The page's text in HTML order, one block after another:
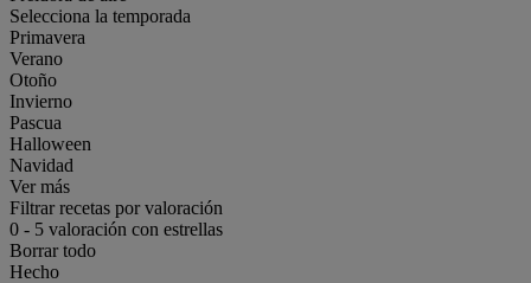
Selecciona la temporada
Primavera
Verano
Otoño
Invierno
Pascua
Halloween
Navidad
Ver más
Filtrar recetas por valoración
0 - 5 valoración con estrellas
Borrar todo
Hecho